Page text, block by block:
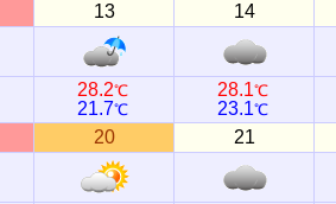
13 14
28.2℃
21.7℃
28.1℃
23.1℃
20 21